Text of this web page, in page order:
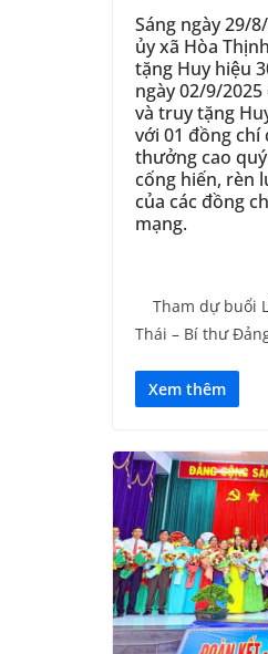
Sáng ngày 29/
ủy xã Hòa
tặng Huy hiệu
ngày 02/9/
và truy tặng
với 01 đồng chí
thưởng cao
cống hiến, rèn
của các đồng
mạng.
Tham dự buổi
Thái – Bí thư
Xem thêm